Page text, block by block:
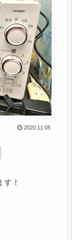
2020.11.05
！